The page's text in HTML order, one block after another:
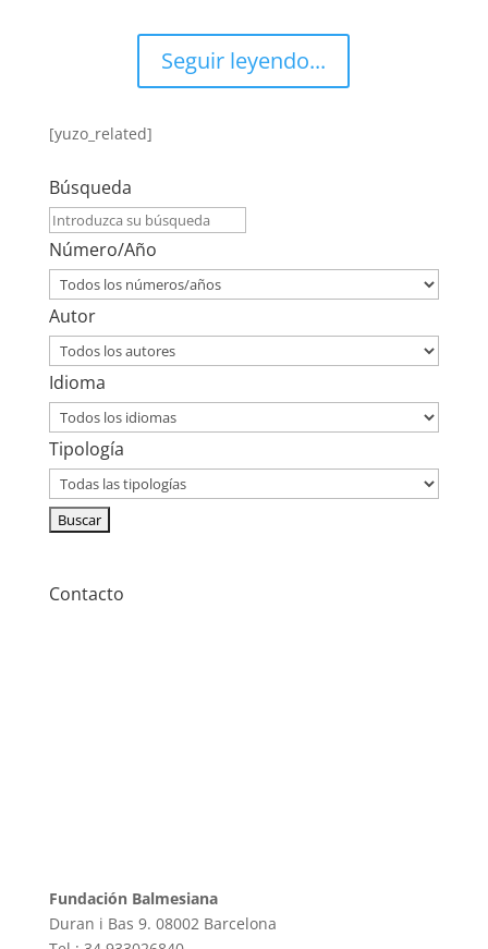
Seguir leyendo...
[yuzo_related]
Búsqueda
Número/Año
Autor
Idioma
Tipología
Contacto
Fundación Balmesiana
Duran i Bas 9. 08002 Barcelona